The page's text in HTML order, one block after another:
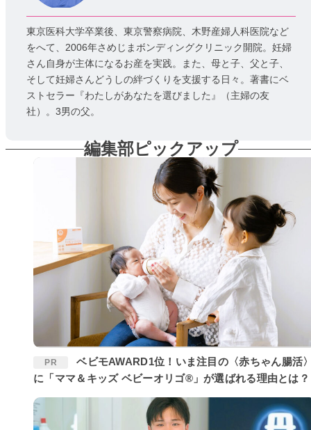
東京医科大学卒業後、東京警察病院、木野産婦人科医院など
をへて、2006年さめじまボンディングクリニック開院。妊婦
さん自身が主体になるお産を実践。また、母と子、父と子、
そして妊婦さんどうしの絆づくりを支援する日々。著書にベ
ストセラー『わたしがあなたを選びました』（主婦の友
社）。3男の父。
編集部ピックアップ
PR
ベビモAWARD1位！いま注目の〈赤ちゃん腸活〉
に「ママ＆キッズ ベビーオリゴ®」が選ばれる理由とは？